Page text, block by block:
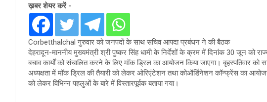
ख़बर शेयर करें -
Corbetthalchal गुरुवार को जनपदों के साथ सचिव आपदा प्रबंधन ने की बैठक
देहरादून-माननीय मुख्यमंत्री श्री पुष्कर सिंह धामी के निर्देशों के क्रम में दिनांक 30 जून को
बचाव कार्यों को संचालित करने के लिए मॉक ड्रिल का आयोजन किया जाएगा। बृहस्पतिवार को
अध्यक्षता में मॉक ड्रिल की तैयारी को लेकर ओरिएंटेशन तथा कोऑर्डिनेशन कॉन्फ्रेंस का
को लेकर विभिन्न पहलुओं के बारे में विस्तारपूर्वक बताया गया।